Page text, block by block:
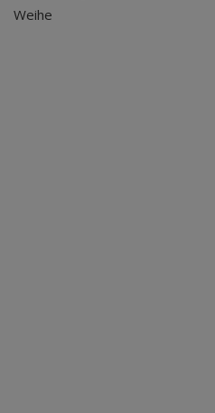
Weihe